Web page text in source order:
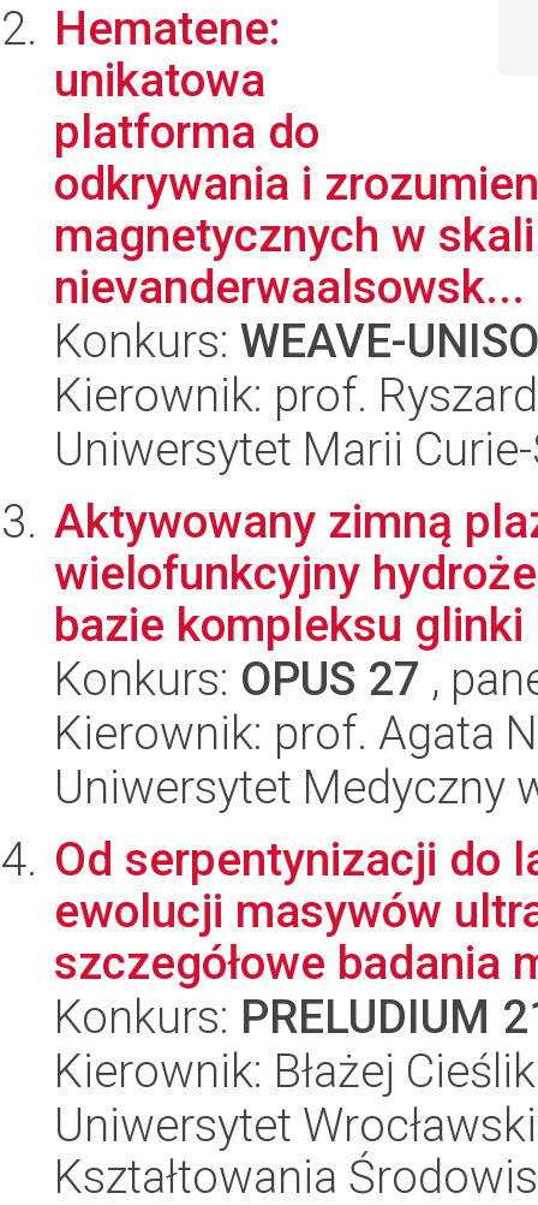
Hematene:
unikatowa
platforma do
odkrywania i
magnetycznych w
nievanderwaalsowsk...
Konkurs: WEAVE-
Kierownik: prof.
Uniwersytet Marii
Aktywowany zimną
wielofunkcyjny
bazie kompleksu glinki
Konkurs: OPUS 27 ,
Kierownik: prof. Agata
Uniwersytet Medyczny
Od serpentynizacji do
ewolucji masywów
szczegółowe badania
Konkurs: PRELUDIUM
Kierownik: Błażej Cieślik
Uniwersytet
Kształtowania